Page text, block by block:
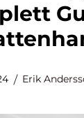
Erik